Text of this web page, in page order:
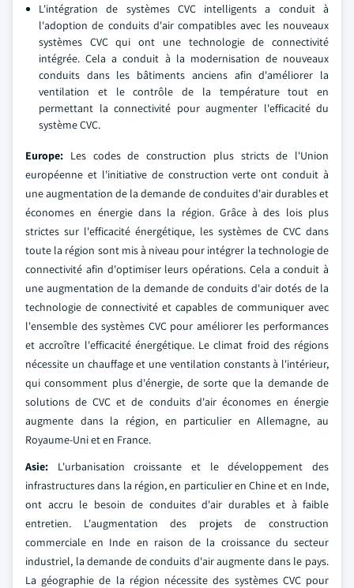
L'intégration de systèmes CVC intelligents a conduit à
l'adoption de conduits d'air compatibles avec les nouveaux
systèmes CVC qui ont une technologie de connectivité
intégrée. Cela a conduit à la modernisation de nouveaux
conduits dans les bâtiments anciens afin d'améliorer la
ventilation et le contrôle de la température tout en
permettant la connectivité pour augmenter l'efficacité du
système CVC.
Europe: Les codes de construction plus stricts de l'Union
européenne et l'initiative de construction verte ont conduit à
une augmentation de la demande de conduites d'air durables et
économes en énergie dans la région. Grâce à des lois plus
strictes sur l'efficacité énergétique, les systèmes de CVC dans
toute la région sont mis à niveau pour intégrer la technologie de
connectivité afin d'optimiser leurs opérations. Cela a conduit à
une augmentation de la demande de conduits d'air dotés de la
technologie de connectivité et capables de communiquer avec
l'ensemble des systèmes CVC pour améliorer les performances
et accroître l'efficacité énergétique. Le climat froid des régions
nécessite un chauffage et une ventilation constants à l'intérieur,
qui consomment plus d'énergie, de sorte que la demande de
solutions de CVC et de conduits d'air économes en énergie
augmente dans la région, en particulier en Allemagne, au
Royaume-Uni et en France.
Asie: L'urbanisation croissante et le développement des
infrastructures dans la région, en particulier en Chine et en Inde,
ont accru le besoin de conduites d'air durables et à faible
entretien. L'augmentation des projets de construction
commerciale en Inde en raison de la croissance du secteur
industriel, la demande de conduits d'air augmente dans le pays.
La géographie de la région nécessite des systèmes CVC pour